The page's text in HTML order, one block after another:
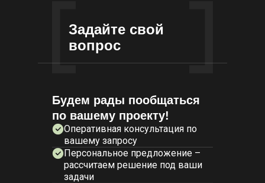
Задайте свой
вопрос
Будем рады пообщаться
по вашему проекту!
Оперативная консультация по
вашему запросу
Персональное предложение –
рассчитаем решение под ваши
задачи